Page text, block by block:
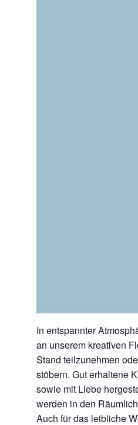
In entspannter
an unserem kreativen
Stand teilzunehmen
stöbern. Gut erhaltene
sowie mit Liebe
werden in den
Auch für das leibliche